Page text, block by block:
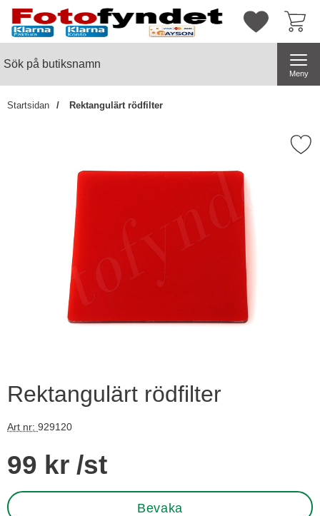
Startsidan för butiksnamn
Mina
Meny
Startsidan Rektangulärt rödfilter
Markera rektangulärt
Rektangulärt rödfilter
Art nr: 929120
pris
99 kr /st
Bevaka